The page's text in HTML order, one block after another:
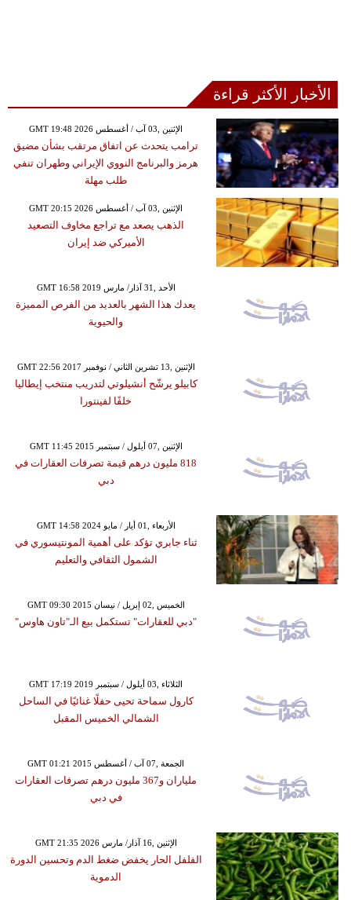
الأخبار الأكثر قراءة
GMT 19:48 2026 الإثنين ,03 آب / أغسطس
ترامب يتحدث عن اتفاق مرتقب بشأن مضيق
هرمز والبرنامج النووي الإيراني وطهران تنفي
طلب مهلة
GMT 20:15 2026 الإثنين ,03 آب / أغسطس
الذهب يصعد مع تراجع مخاوف التصعيد
الأميركي ضد إيران
GMT 16:58 2019 الأحد ,31 آذار/ مارس
يعدك هذا الشهر بالعديد من الفرص المميزة
والحيوية
GMT 22:56 2017 الإثنين ,13 تشرين الثاني / نوفمبر
كابيلو يرشّح أنشيلوتي لتدريب منتخب إيطاليا
خلفًا لفينتورا
GMT 11:45 2015 الإثنين ,07 أيلول / سبتمبر
818 مليون درهم قيمة تصرفات العقارات في
دبي
GMT 14:58 2024 الأربعاء ,01 أيار / مايو
ثناء جابري تؤكد على أهمية المونتيسوري في
الشمول الثقافي والتعليم
GMT 09:30 2015 الخميس ,02 إبريل / نيسان
"دبي للعقارات" تستكمل بيع الـ"تاون هاوس"
GMT 17:19 2019 الثلاثاء ,03 أيلول / سبتمبر
كارول سماحة تحيى حفلًا غنائيًا في الساحل
الشمالي الخميس المقبل
GMT 01:21 2015 الجمعة ,07 آب / أغسطس
ملياران و367 مليون درهم تصرفات العقارات
في دبي
GMT 21:35 2026 الإثنين ,16 آذار/ مارس
الفلفل الحار يخفض ضغط الدم وتحسين الدورة
الدموية